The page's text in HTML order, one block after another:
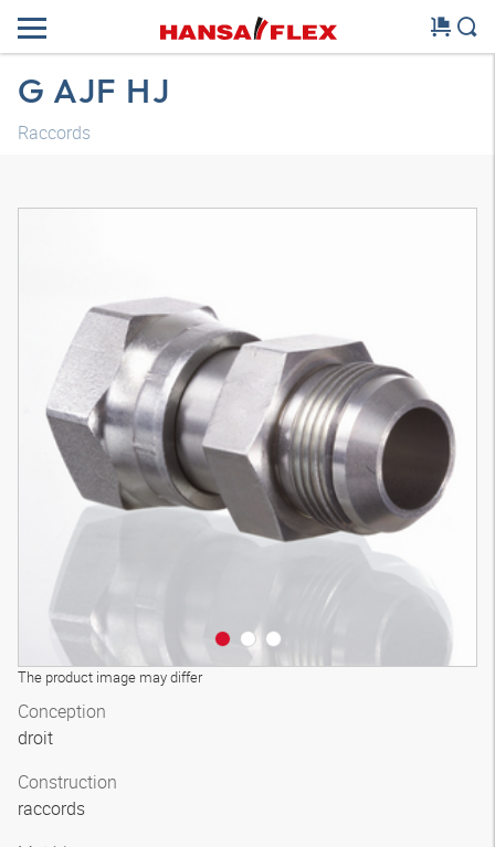
G AJF HJ
Raccords
The product image may differ
Modèle 3D
Conception
droit
Construction
raccords